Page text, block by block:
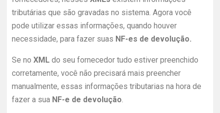
tributárias que são gravadas no sistema. Agora você
pode utilizar essas informações, quando houver
necessidade, para fazer suas NF-es de devolução.
Se no XML do seu fornecedor tudo estiver preenchido
corretamente, você não precisará mais preencher
manualmente, essas informações tributarias na hora de
fazer a sua NF-e de devolução.